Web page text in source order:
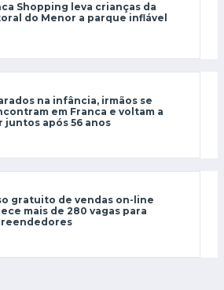
Shopping leva crianças da
do Menor a parque inflável
na infância, irmãos se
em Franca e voltam a
juntos após 56 anos
gratuito de vendas on-line
mais de 280 vagas para